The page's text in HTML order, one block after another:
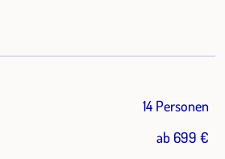
14 Personen
ab 699 €